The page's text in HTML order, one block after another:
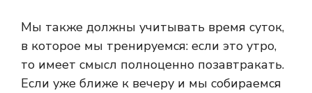
Мы также должны учитывать время суток,
в которое мы тренируемся: если это утро,
то имеет смысл полноценно позавтракать.
Если уже ближе к вечеру и мы собираемся